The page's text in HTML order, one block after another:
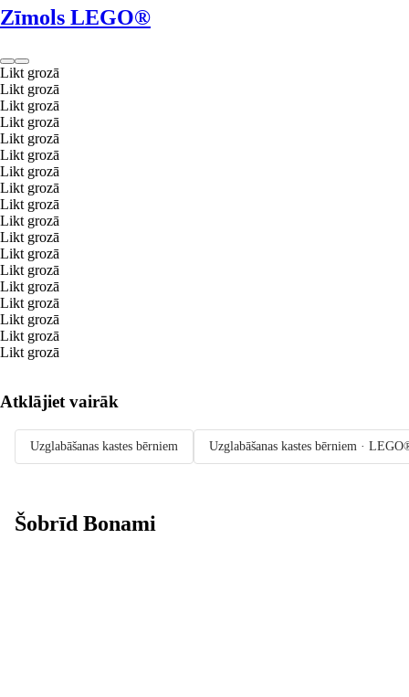
Zīmols LEGO®
Likt grozā
Likt grozā
Likt grozā
Likt grozā
Likt grozā
Likt grozā
Likt grozā
Likt grozā
Likt grozā
Likt grozā
Likt grozā
Likt grozā
Likt grozā
Likt grozā
Likt grozā
Likt grozā
Likt grozā
Likt grozā
Atklājiet vairāk
Uzglabāšanas kastes bērniem Uzglabāšanas kastes bērniem ·
Šobrīd Bonami